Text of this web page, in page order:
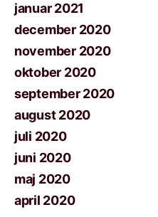
januar 2021
december 2020
november 2020
oktober 2020
september 2020
august 2020
juli 2020
juni 2020
maj 2020
april 2020